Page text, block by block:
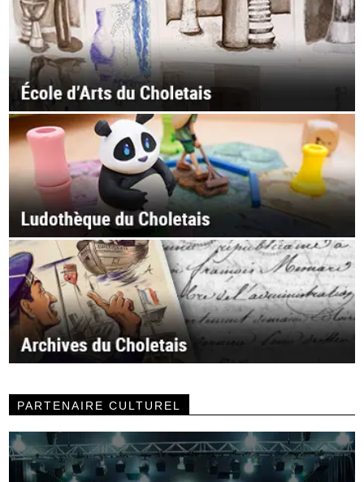
PARTENAIRE CULTUREL